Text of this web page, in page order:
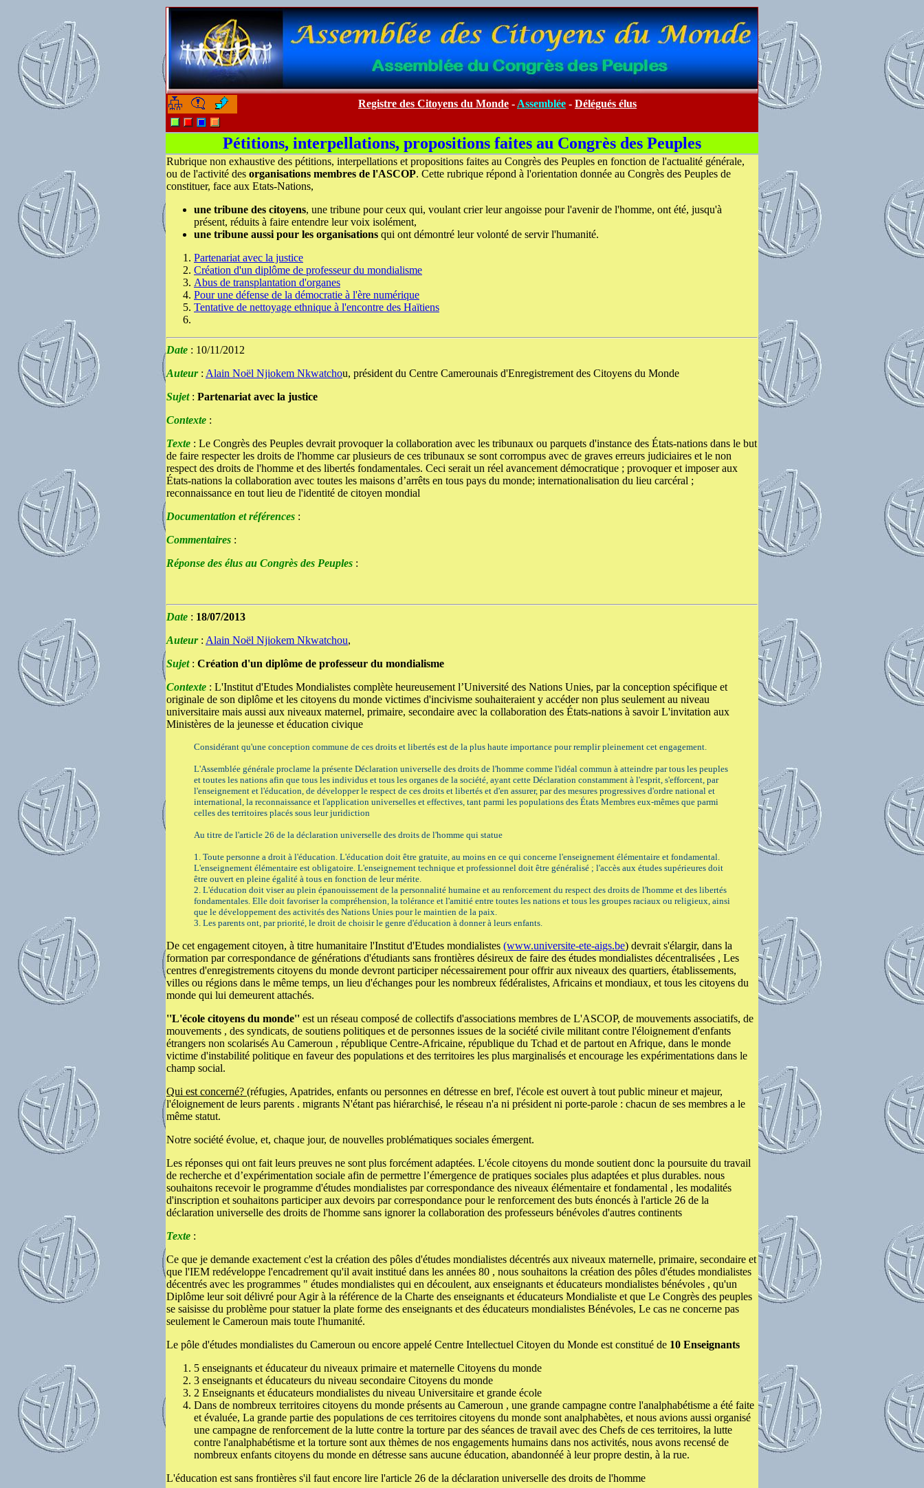
Registre des Citoyens du Monde - Assemblée - Délégués élus
Pétitions, interpellations, propositions faites au Congrès des Peuples
Rubrique non exhaustive des pétitions, interpellations et propositions faites au Congrès des Peuples en fonction de l'actualité générale,
ou de l'activité des organisations membres de l'ASCOP. Cette rubrique répond à l'orientation donnée au Congrès des Peuples de
constituer, face aux Etats-Nations,
une tribune des citoyens, une tribune pour ceux qui, voulant crier leur angoisse pour l'avenir de l'homme, ont été, jusqu'à
présent, réduits à faire entendre leur voix isolément,
une tribune aussi pour les organisations qui ont démontré leur volonté de servir l'humanité.
Partenariat avec la justice
Création d'un diplôme de professeur du mondialisme
Abus de transplantation d'organes
Pour une défense de la démocratie à l'ère numérique
Tentative de nettoyage ethnique à l'encontre des Haïtiens
Date : 10/11/2012
Auteur: Alain Noël Njiokem Nkwatchou, président du Centre Camerounais d'Enregistrement des Citoyens du Monde
Sujet: Partenariat avec la justice
Contexte :
Texte : Le Congrès des Peuples devrait provoquer la collaboration avec les tribunaux ou parquets d'instance des États-nations dans le but
de faire respecter les droits de l'homme car plusieurs de ces tribunaux se sont corrompus avec de graves erreurs judiciaires et le non
respect des droits de l'homme et des libertés fondamentales. Ceci serait un réel avancement démocratique ; provoquer et imposer aux
États-nations la collaboration avec toutes les maisons d’arrêts en tous pays du monde; internationalisation du lieu carcéral ;
reconnaissance en tout lieu de l'identité de citoyen mondial
Documentation et références :
Commentaires :
Réponse des élus au Congrès des Peuples :
Date : 18/07/2013
Auteur: Alain Noël Njiokem Nkwatchou,
Sujet: Création d'un diplôme de professeur du mondialisme
Contexte : L'Institut d'Etudes Mondialistes complète heureusement l’Université des Nations Unies, par la conception spécifique et
originale de son diplôme et les citoyens du monde victimes d'incivisme souhaiteraient y accéder non plus seulement au niveau
universitaire mais aussi aux niveaux maternel, primaire, secondaire avec la collaboration des États-nations à savoir L'invitation aux
Ministères de la jeunesse et éducation civique
Considérant qu'une conception commune de ces droits et libertés est de la plus haute importance pour remplir pleinement cet engagement.
L'Assemblée générale proclame la présente Déclaration universelle des droits de l'homme comme l'idéal commun à atteindre par tous les peuples
et toutes les nations afin que tous les individus et tous les organes de la société, ayant cette Déclaration constamment à l'esprit, s'efforcent, par
l'enseignement et l'éducation, de développer le respect de ces droits et libertés et d'en assurer, par des mesures progressives d'ordre national et
international, la reconnaissance et l'application universelles et effectives, tant parmi les populations des États Membres eux-mêmes que parmi
celles des territoires placés sous leur juridiction
Au titre de l'article 26 de la déclaration universelle des droits de l'homme qui statue
1. Toute personne a droit à l'éducation. L'éducation doit être gratuite, au moins en ce qui concerne l'enseignement élémentaire et fondamental.
L'enseignement élémentaire est obligatoire. L'enseignement technique et professionnel doit être généralisé ; l'accès aux études supérieures doit
être ouvert en pleine égalité à tous en fonction de leur mérite.
2. L'éducation doit viser au plein épanouissement de la personnalité humaine et au renforcement du respect des droits de l'homme et des libertés
fondamentales. Elle doit favoriser la compréhension, la tolérance et l'amitié entre toutes les nations et tous les groupes raciaux ou religieux, ainsi
que le développement des activités des Nations Unies pour le maintien de la paix.
3. Les parents ont, par priorité, le droit de choisir le genre d'éducation à donner à leurs enfants.
De cet engagement citoyen, à titre humanitaire l'Institut d'Etudes mondialistes (www.universite-ete-aigs.be) devrait s'élargir, dans la
formation par correspondance de générations d'étudiants sans frontières désireux de faire des études mondialistes décentralisées , Les
centres d'enregistrements citoyens du monde devront participer nécessairement pour offrir aux niveaux des quartiers, établissements,
villes ou régions dans le même temps, un lieu d'échanges pour les nombreux fédéralistes, Africains et mondiaux, et tous les citoyens du
monde qui lui demeurent attachés.
''L'école citoyens du monde'' est un réseau composé de collectifs d'associations membres de L'ASCOP, de mouvements associatifs, de
mouvements , des syndicats, de soutiens politiques et de personnes issues de la société civile militant contre l'éloignement d'enfants
étrangers non scolarisés Au Cameroun , république Centre-Africaine, république du Tchad et de partout en Afrique, dans le monde
victime d'instabilité politique en faveur des populations et des territoires les plus marginalisés et encourage les expérimentations dans le
champ social.
Qui est concerné? (réfugies, Apatrides, enfants ou personnes en détresse en bref, l'école est ouvert à tout public mineur et majeur,
l'éloignement de leurs parents . migrants N'étant pas hiérarchisé, le réseau n'a ni président ni porte-parole : chacun de ses membres a le
même statut.
Notre société évolue, et, chaque jour, de nouvelles problématiques sociales émergent.
Les réponses qui ont fait leurs preuves ne sont plus forcément adaptées. L'école citoyens du monde soutient donc la poursuite du travail
de recherche et d’expérimentation sociale afin de permettre l’émergence de pratiques sociales plus adaptées et plus durables. nous
souhaitons recevoir le programme d'études mondialistes par correspondance des niveaux élémentaire et fondamental , les modalités
d'inscription et souhaitons participer aux devoirs par correspondance pour le renforcement des buts énoncés à l'article 26 de la
déclaration universelle des droits de l'homme sans ignorer la collaboration des professeurs bénévoles d'autres continents
Texte :
Ce que je demande exactement c'est la création des pôles d'études mondialistes décentrés aux niveaux maternelle, primaire, secondaire et
que l'IEM redéveloppe l'encadrement qu'il avait institué dans les années 80 , nous souhaitons la création des pôles d'études mondialistes
décentrés avec les programmes " études mondialistes qui en découlent, aux enseignants et éducateurs mondialistes bénévoles , qu'un
Diplôme leur soit délivré pour Agir à la référence de la Charte des enseignants et éducateurs Mondialiste et que Le Congrès des peuples
se saisisse du problème pour statuer la plate forme des enseignants et des éducateurs mondialistes Bénévoles, Le cas ne concerne pas
seulement le Cameroun mais toute l'humanité.
Le pôle d'études mondialistes du Cameroun ou encore appelé Centre Intellectuel Citoyen du Monde est constitué de 10 Enseignants
5 enseignants et éducateur du niveaux primaire et maternelle Citoyens du monde
3 enseignants et éducateurs du niveau secondaire Citoyens du monde
2 Enseignants et éducateurs mondialistes du niveau Universitaire et grande école
Dans de nombreux territoires citoyens du monde présents au Cameroun , une grande campagne contre l'analphabétisme a été faite
et évaluée, La grande partie des populations de ces territoires citoyens du monde sont analphabètes, et nous avions aussi organisé
une campagne de renforcement de la lutte contre la torture par des séances de travail avec des Chefs de ces territoires, la lutte
contre l'analphabétisme et la torture sont aux thèmes de nos engagements humains dans nos activités, nous avons recensé de
nombreux enfants citoyens du monde en détresse sans aucune éducation, abandonnéé à leur propre destin, à la rue.
L'éducation est sans frontières s'il faut encore lire l'article 26 de la déclaration universelle des droits de l'homme